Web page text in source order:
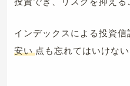
インデックスによる投資信
安い 点も忘れてはいけな